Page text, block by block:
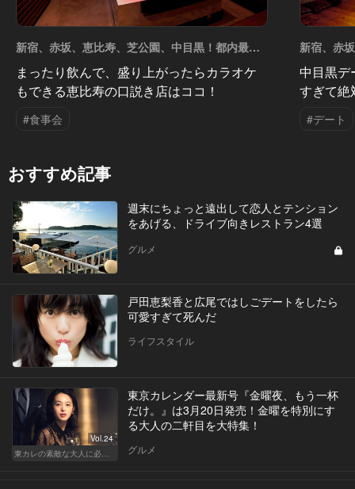
新宿、赤坂、恵比寿、芝公園、中目黒！都内最強
のデートスポット5選 Vol.6
まったり飲んで、盛り上がったらカラオケ
もできる恵比寿の口説き店はココ！
#食事会
新宿、赤
のデート
中目黒デ
すぎて絶
#デート
おすすめ記事
週末にちょっと遠出して恋人とテンション
をあげる、ドライブ向きレストラン4選
グルメ
戸田恵梨香と広尾ではしごデートをしたら
可愛すぎて死んだ
ライフスタイル
Vol.24
東カレの素敵な大人に必要なこと
東京カレンダー最新号『金曜夜、もう一杯
だけ。』は3月20日発売！金曜を特別にす
る大人の二軒目を大特集！
グルメ